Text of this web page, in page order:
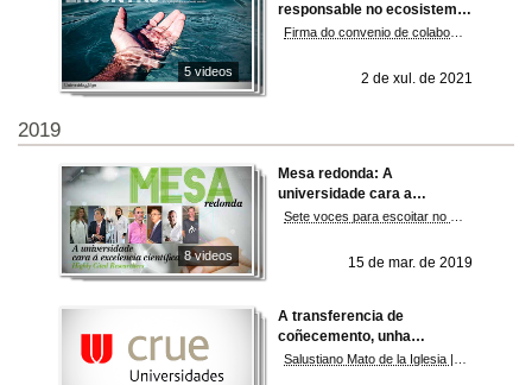
5 videos
responsable no ecosistema
de I+D+i de Galicia. Exemplo
2 de xul. de 2021
2019
8 videos
Mesa redonda: A
universidade cara a
excelencia científica
15 de mar. de 2019
A transferencia de
coñecemento, unha
proposta da CRUE para os